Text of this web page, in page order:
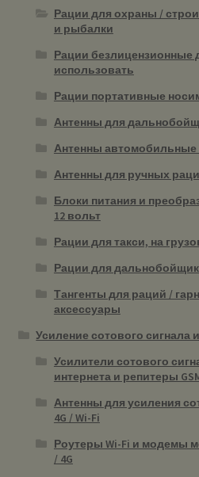
Рации для охраны /
и рыбалки
Рации безлицензионные
использовать
Рации портативные
Антенны для
Антенны автомобильные
Антенны для ручных
Блоки питания и
12 вольт
Рации для такси, на
Рации для
Тангенты для раций /
аксессуары
Усиление сотового сигнала
Усилители сотового
интернета и репитеры
Антенны для усиления
4G / Wi-Fi
Роутеры Wi-Fi и модемы
/ 4G